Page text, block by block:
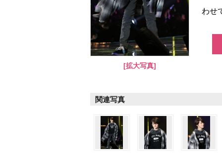
[拡大写真]
わせ
関連写真